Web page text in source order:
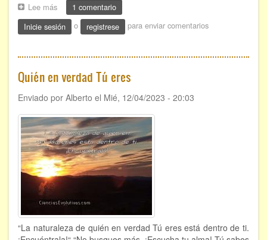
Lee más sobre
Línea
del
1 comentario
Inicie sesión
o registrese para enviar comentarios
Quién en verdad Tú eres
Enviado por Alberto el Mié, 12/04/2023 - 20:03
“La naturaleza de quién en verdad Tú eres está dentro de ti.